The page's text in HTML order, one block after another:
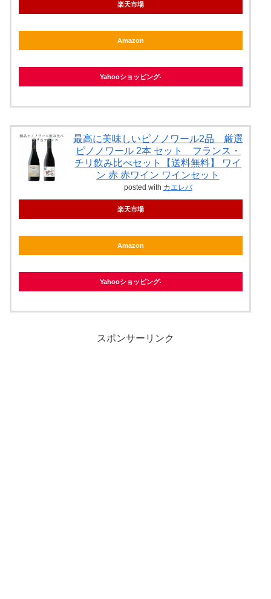
楽天市場
Amazon
Yahooショッピング
最高に美味しいピノノワール2品 厳選
ピノノワール 2本 セット フランス・
チリ飲み比べセット【送料無料】 ワイ
ン 赤 赤ワイン ワインセット
posted with カエレバ
楽天市場
Amazon
Yahooショッピング
スポンサーリンク